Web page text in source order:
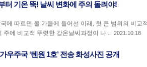
터 기온 뚝! 날씨 변화에 주의 돌려야!
에 따르면 올 가을에 들어선 이래, 첫 큰 범위의 비교
주에 비교적 뚜렷한 강온날씨과정이 나... 2021.10.18
우주국 ‘텐원 1호’ 전송 화성사진 공개